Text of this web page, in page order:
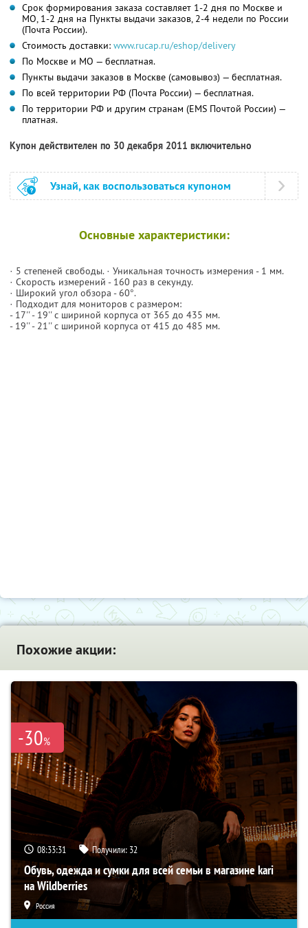
Срок формирования заказа составляет 1-2 дня по Москве и
МО, 1-2 дня на Пункты выдачи заказов, 2-4 недели по России
(Почта России).
Стоимость доставки: www.rucap.ru/eshop/delivery
По Москве и МО — бесплатная.
Пункты выдачи заказов в Москве (самовывоз) — бесплатная.
По всей территории РФ (Почта России) — бесплатная.
По территории РФ и другим странам (EMS Почтой России) —
платная.
Купон действителен по 30 декабря 2011 включительно
Узнай, как воспользоваться купоном
Основные характеристики:
· 5 степеней свободы. · Уникальная точность измерения - 1 мм.
· Скорость измерений - 160 раз в секунду.
· Широкий угол обзора - 60°.
· Подходит для мониторов с размером:
- 17'' - 19'' с шириной корпуса от 365 до 435 мм.
- 19'' - 21'' с шириной корпуса от 415 до 485 мм.
Похожие акции:
-30%
08:33:30 Получили: 32
Обувь, одежда и сумки для всей семьи в магазине kari
на Wildberries
Россия